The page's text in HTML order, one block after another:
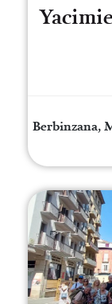
Berbinzana,